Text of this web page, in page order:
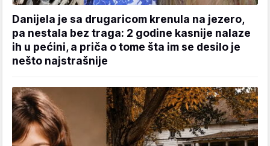
Danijela je sa drugaricom krenula na jezero,
pa nestala bez traga: 2 godine kasnije nalaze
ih u pećini, a priča o tome šta im se desilo je
nešto najstrašnije